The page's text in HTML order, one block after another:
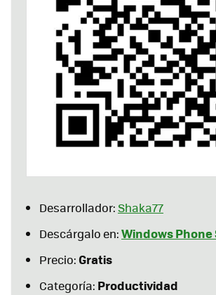
Desarrollador:Shaka77
Descárgalo en:Windows Phone
Precio:Gratis
Categoría: Productividad